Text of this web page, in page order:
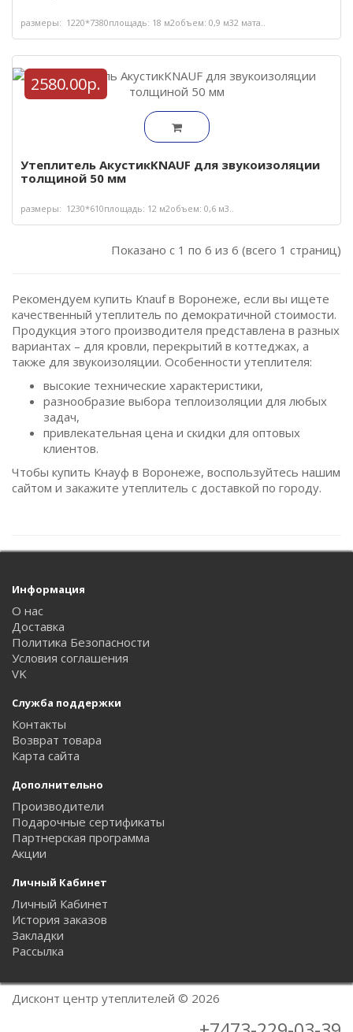
размеры: 1220*7380площадь: 18 м2объем: 0,9 м32 мата..
2580.00р.
Утеплитель АкустикKNAUF для звукоизоляции
толщиной 50 мм
размеры: 1230*610площадь: 12 м2объем: 0,6 м3..
Показано с 1 по 6 из 6 (всего 1 страниц)
Рекомендуем купить Кnauf в Воронеже, если вы ищете
качественный утеплитель по демократичной стоимости.
Продукция этого производителя представлена в разных
вариантах – для кровли, перекрытий в коттеджах, а
также для звукоизоляции. Особенности утеплителя:
высокие технические характеристики,
разнообразие выбора теплоизоляции для любых
задач,
привлекательная цена и скидки для оптовых
клиентов.
Чтобы купить Кнауф в Воронеже, воспользуйтесь нашим
сайтом и закажите утеплитель с доставкой по городу.
Информация
О нас
Доставка
Политика Безопасности
Условия соглашения
VK
Служба поддержки
Контакты
Возврат товара
Карта сайта
Дополнительно
Производители
Подарочные сертификаты
Партнерская программа
Акции
Личный Кабинет
Личный Кабинет
История заказов
Закладки
Рассылка
Дисконт центр утеплителей © 2026